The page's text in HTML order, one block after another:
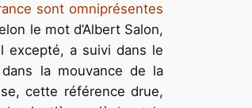
sont omniprésentes
le mot d’Albert Salon,
excepté, a suivi dans le
la mouvance de la
cette référence drue,